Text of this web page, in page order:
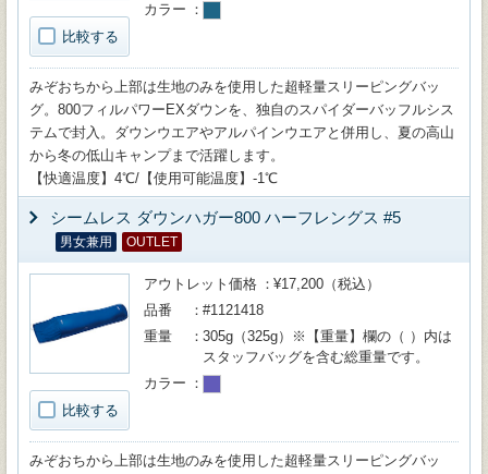
比較する
カラー
みぞおちから上部は生地のみを使用した超軽量スリーピングバッ
グ。800フィルパワーEXダウンを、独自のスパイダーバッフルシス
テムで封入。ダウンウエアやアルパインウエアと併用し、夏の高山
から冬の低山キャンプまで活躍します。
【快適温度】4℃/【使用可能温度】-1℃
シームレス ダウンハガー800 ハーフレングス #5
男女兼用 OUTLET
比較する
アウトレット価格
¥17,200（税込）
品番
#1121418
重量
305g（325g）※【重量】欄の（ ）内は
スタッフバッグを含む総重量です。
カラー
みぞおちから上部は生地のみを使用した超軽量スリーピングバッ